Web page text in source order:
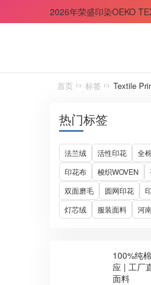
2026年荣盛印染OEKO
首页 标签 Textile
热门标签
法兰绒 活性印花
全
印花布
梭织WOVEN
双面磨毛
圆网印花
灯芯绒
服装面料 河
100%纯
应 | 工厂
面料